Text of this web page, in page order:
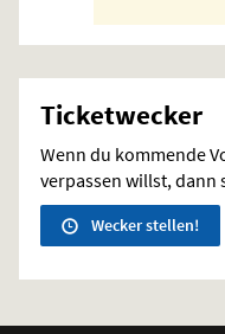
Ticketwecker
Wenn du kommende
verpassen willst, dann
Wecker stellen!